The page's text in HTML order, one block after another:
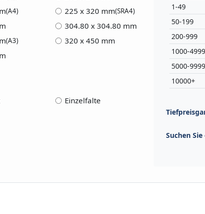
(A4) 225 x 320 mm(SRA4)
304.80 x 304.80 mm
(A3)
320 x 450 mm
Einzelfalte
1-49
50-199
200-999
1000-4999
5000-9999
10000+
Suchen